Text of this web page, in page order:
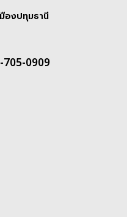
องปทุมธานี
705-0909